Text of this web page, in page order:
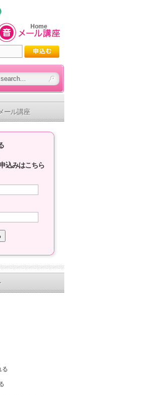
Home
ール講座
込みはこちら
る